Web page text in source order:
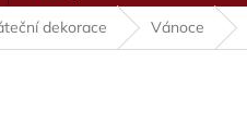
dekorace Vánoce